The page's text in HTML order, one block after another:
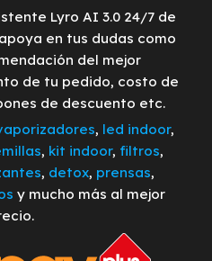
Lyro AI 3.0 24/7 de
en tus dudas como
del mejor
de tu pedido, costo de
de descuento etc.
, led indoor,
, kit indoor, filtros,
, detox, prensas,
y mucho más al mejor